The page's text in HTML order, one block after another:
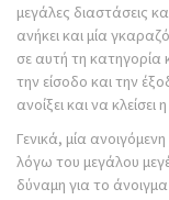
μεγάλες διαστάσεις
ανήκει και μία
σε αυτή τη κατηγορία
την είσοδο και την
ανοίξει και να
Γενικά, μία
λόγω του μεγάλου
δύναμη για το άνοιγμα